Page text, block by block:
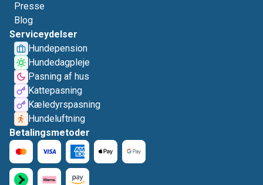
Presse
Blog
Serviceydelser
Hundepension
Hundedagpleje
Pasning af hus
Kattepasning
Kæledyrspasning
Hundeluftning
Betalingsmetoder